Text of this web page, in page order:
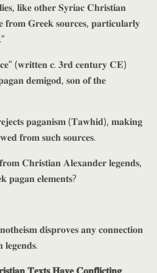
𝐥𝐢𝐤𝐞 𝐨𝐭𝐡𝐞𝐫 𝐒𝐲𝐫𝐢𝐚𝐜 𝐂𝐡𝐫𝐢𝐬𝐭𝐢𝐚𝐧
𝐆𝐫𝐞𝐞𝐤 𝐬𝐨𝐮𝐫𝐜𝐞𝐬, 𝐩𝐚𝐫𝐭𝐢𝐜𝐮𝐥𝐚𝐫𝐥𝐲
(𝐰𝐫𝐢𝐭𝐭𝐞𝐧 𝐜. 𝟑𝐫𝐝 𝐜𝐞𝐧𝐭𝐮𝐫𝐲 𝐂𝐄)
𝐝𝐞𝐦𝐢𝐠𝐨𝐝, 𝐬𝐨𝐧 𝐨𝐟 𝐭𝐡𝐞
𝐩𝐚𝐠𝐚𝐧𝐢𝐬𝐦 (𝐓𝐚𝐰𝐡𝐢𝐝), 𝐦𝐚𝐤𝐢𝐧𝐠
𝐟𝐫𝐨𝐦 𝐬𝐮𝐜𝐡 𝐬𝐨𝐮𝐫𝐜𝐞𝐬.
𝐂𝐡𝐫𝐢𝐬𝐭𝐢𝐚𝐧 𝐀𝐥𝐞𝐱𝐚𝐧𝐝𝐞𝐫 𝐥𝐞𝐠𝐞𝐧𝐝𝐬,
𝐩𝐚𝐠𝐚𝐧 𝐞𝐥𝐞𝐦𝐞𝐧𝐭𝐬?
𝐝𝐢𝐬𝐩𝐫𝐨𝐯𝐞𝐬 𝐚𝐧𝐲 𝐜𝐨𝐧𝐧𝐞𝐜𝐭𝐢𝐨𝐧